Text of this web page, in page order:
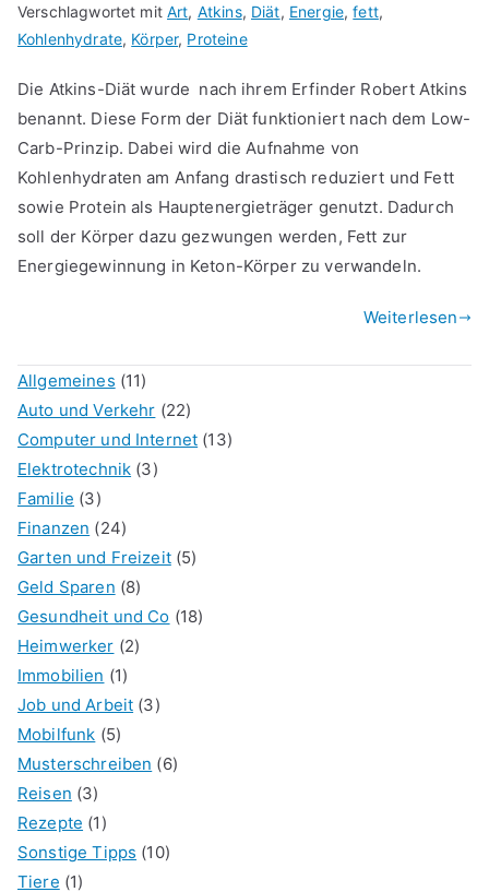
Verschlagwortet mitArt, Atkins, Diät, Energie,fett,
Kohlenhydrate, Körper, Proteine
Die Atkins-Diät wurde nach ihrem Erfinder Robert Atkins
benannt. Diese Form der Diät funktioniert nach dem Low-
Carb-Prinzip. Dabei wird die Aufnahme von
Kohlenhydraten am Anfang drastisch reduziert und Fett
sowie Protein als Hauptenergieträger genutzt. Dadurch
soll der Körper dazu gezwungen werden, Fett zur
Energiegewinnung in Keton-Körper zu verwandeln.
Weiterlesen
Allgemeines (11)
Auto und Verkehr (22)
Computer und Internet (13)
Elektrotechnik (3)
Familie (3)
Finanzen (24)
Garten und Freizeit(5)
Geld Sparen (8)
Gesundheit und Co (18)
Heimwerker (2)
Immobilien (1)
Job und Arbeit (3)
Mobilfunk (5)
Musterschreiben (6)
Reisen (3)
Rezepte (1)
Sonstige Tipps (10)
Tiere (1)